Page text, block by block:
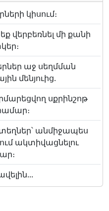
կիսում։
վերբեռնել մի քանի
աջ սեղմման
մենյուից.
սքրինշոթ
անմիջապես
ակտիվացնելու